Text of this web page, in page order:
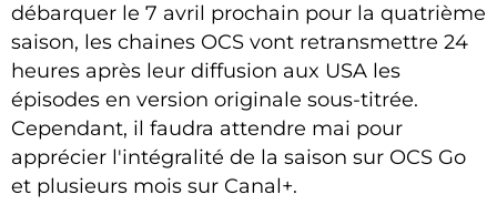
débarquer le 7 avril prochain pour la quatrième
saison, les chaines OCS vont retransmettre 24
heures après leur diffusion aux USA les
épisodes en version originale sous-titrée.
Cependant, il faudra attendre mai pour
apprécier l'intégralité de la saison sur OCS Go
et plusieurs mois sur Canal+.